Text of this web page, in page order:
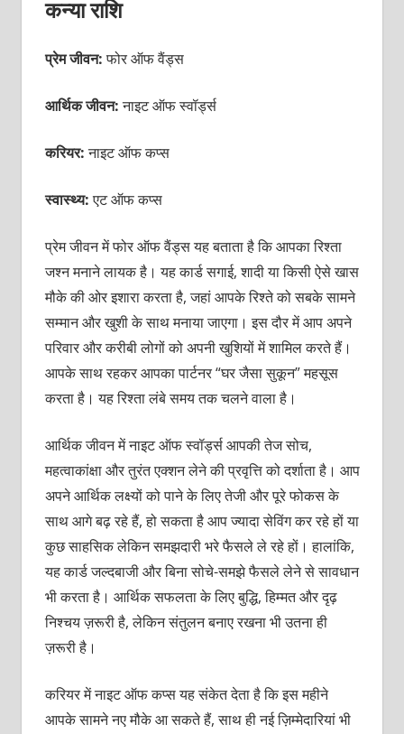
कन्या राशि
प्रेम जीवन:फोर ऑफ वैंड्स
आर्थिक जीवन:नाइट ऑफ स्वॉर्ड्स
करियर:नाइट ऑफ कप्स
स्वास्थ्य:एट ऑफ कप्स
प्रेम जीवन में फोर ऑफ वैंड्स यह बताता है कि आपका रिश्ता
जश्न मनाने लायक है। यह कार्ड सगाई, शादी या किसी ऐसे खास
मौके की ओर इशारा करता है, जहां आपके रिश्ते को सबके सामने
सम्मान और खुशी के साथ मनाया जाएगा। इस दौर में आप अपने
परिवार और करीबी लोगों को अपनी खुशियों में शामिल करते हैं।
आपके साथ रहकर आपका पार्टनर “घर जैसा सुकून” महसूस
करता है। यह रिश्ता लंबे समय तक चलने वाला है।
आर्थिक जीवन मेंनाइट ऑफ स्वॉर्ड्स आपकी तेज सोच,
महत्वाकांक्षा और तुरंत एक्शन लेने की प्रवृत्ति को दर्शाता है। आप
अपने आर्थिक लक्ष्यों को पाने के लिए तेजी और पूरे फोकस के
साथ आगे बढ़ रहे हैं, हो सकता है आप ज्यादा सेविंग कर रहे हों या
कुछ साहसिक लेकिन समझदारी भरे फैसले ले रहे हों। हालांकि,
यह कार्ड जल्दबाजी और बिना सोचे-समझे फैसले लेने से सावधान
भी करता है। आर्थिक सफलता के लिए बुद्धि, हिम्मत और दृढ़
निश्चय ज़रूरी है, लेकिन संतुलन बनाए रखना भी उतना ही
ज़रूरी है।
करियर में नाइट ऑफ कप्स यह संकेत देता है कि इस महीने
आपके सामने नए मौके आ सकते हैं, साथ ही नई ज़िम्मेदारियां भी